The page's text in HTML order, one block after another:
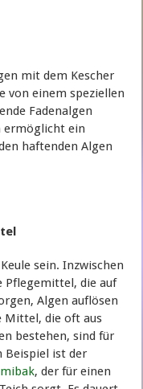
mit dem Kescher
von einem speziellen
Fadenalgen
ermöglicht ein
haftenden Algen
sein. Inzwischen
Pflegemittel, die auf
Algen auflösen
Mittel, die oft aus
bestehen, sind für
Beispiel ist der
, der für einen